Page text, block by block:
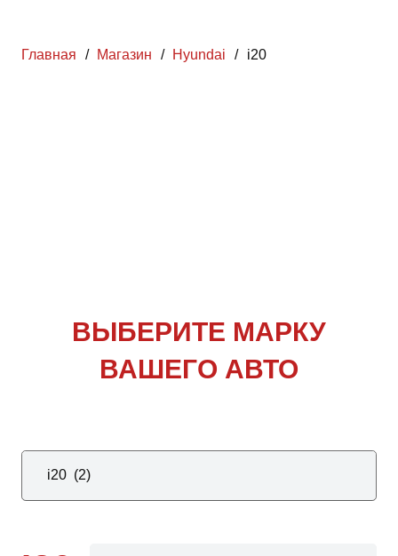
Главная / Магазин / Hyundai / i20
ВЫБЕРИТЕ МАРКУ
ВАШЕГО АВТО